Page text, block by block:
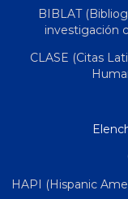
BIBLAT
investigación
CLASE (Citas
HAPI (Hispanic